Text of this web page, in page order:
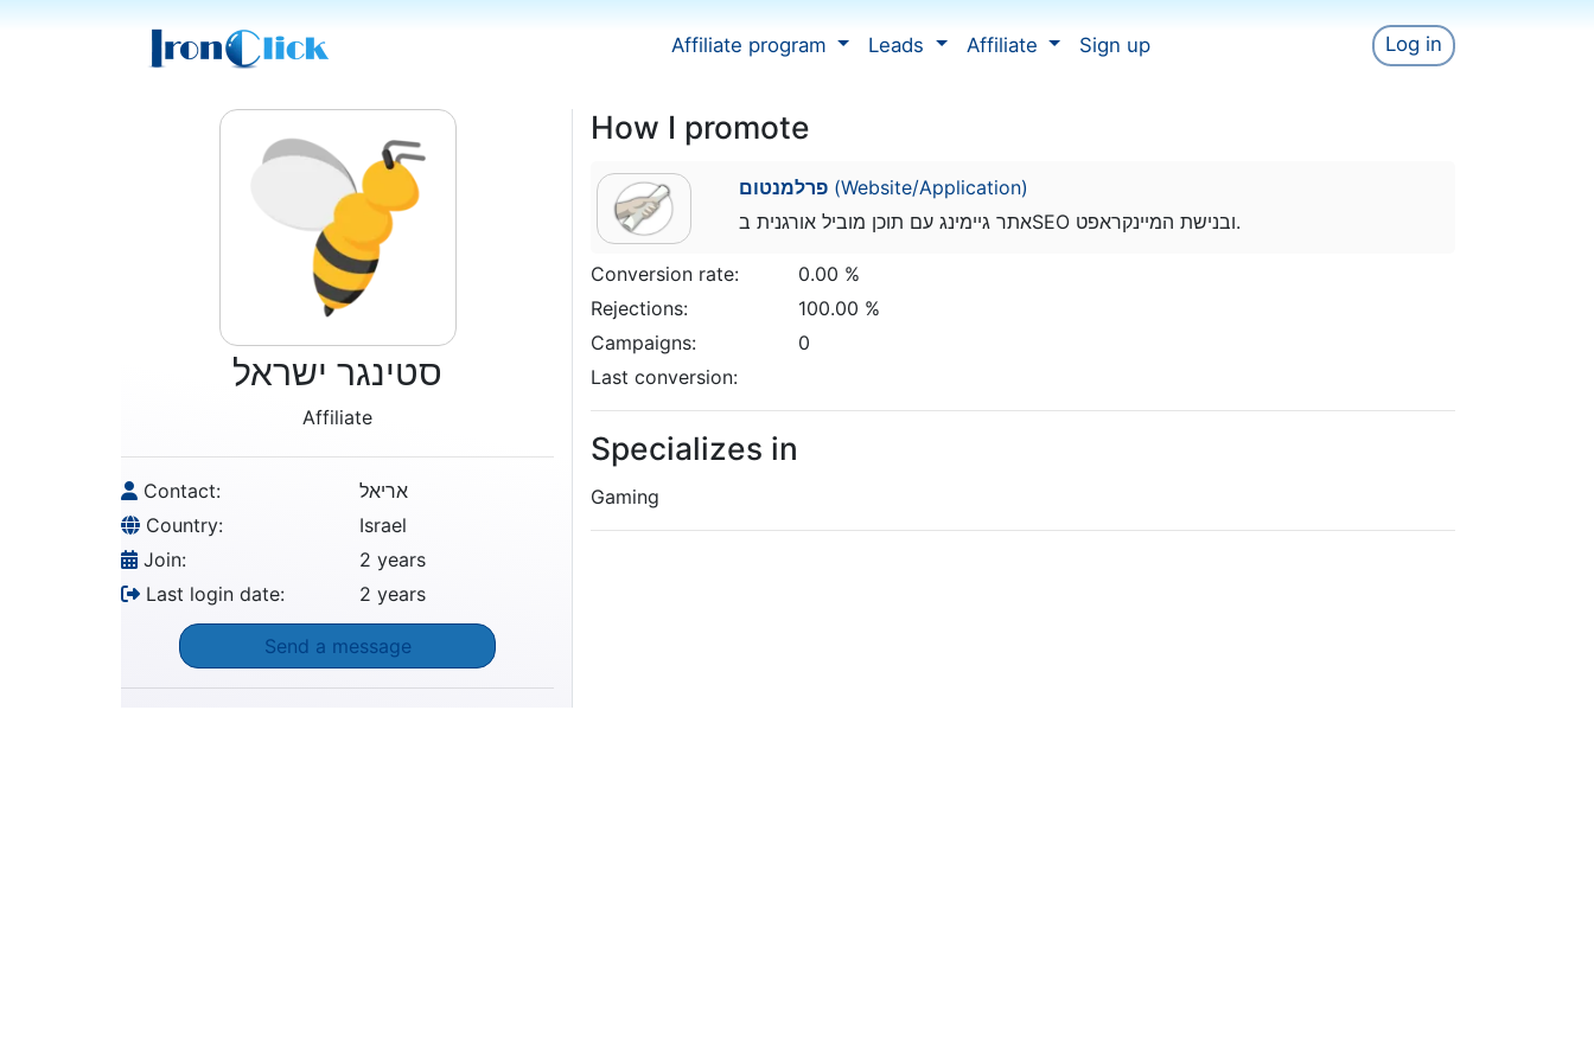
Affiliate program Leads Affiliate Sign up Log in
סטינגר ישראל
Affiliate
Contact:
אריאל
Country:
Israel
Join:
2 years
Last login date:
2 years
Send a message
How I promote
פרלמנטום(Website/Application)
אתר גיימינג עם תוכן מוביל אורגנית בSEO ובנישת המיינקראפט.
Conversion rate:
0.00 %
Rejections:
100.00 %
Campaigns:
0
Last conversion:
Specializes in
Gaming